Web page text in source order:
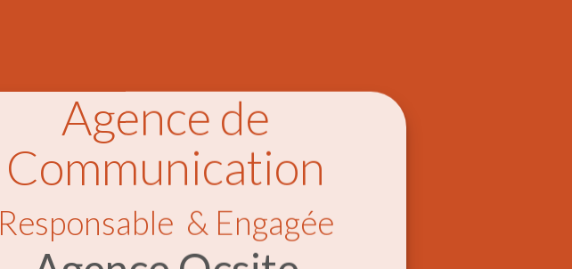
Agence de
Communication
Responsable & Engagée